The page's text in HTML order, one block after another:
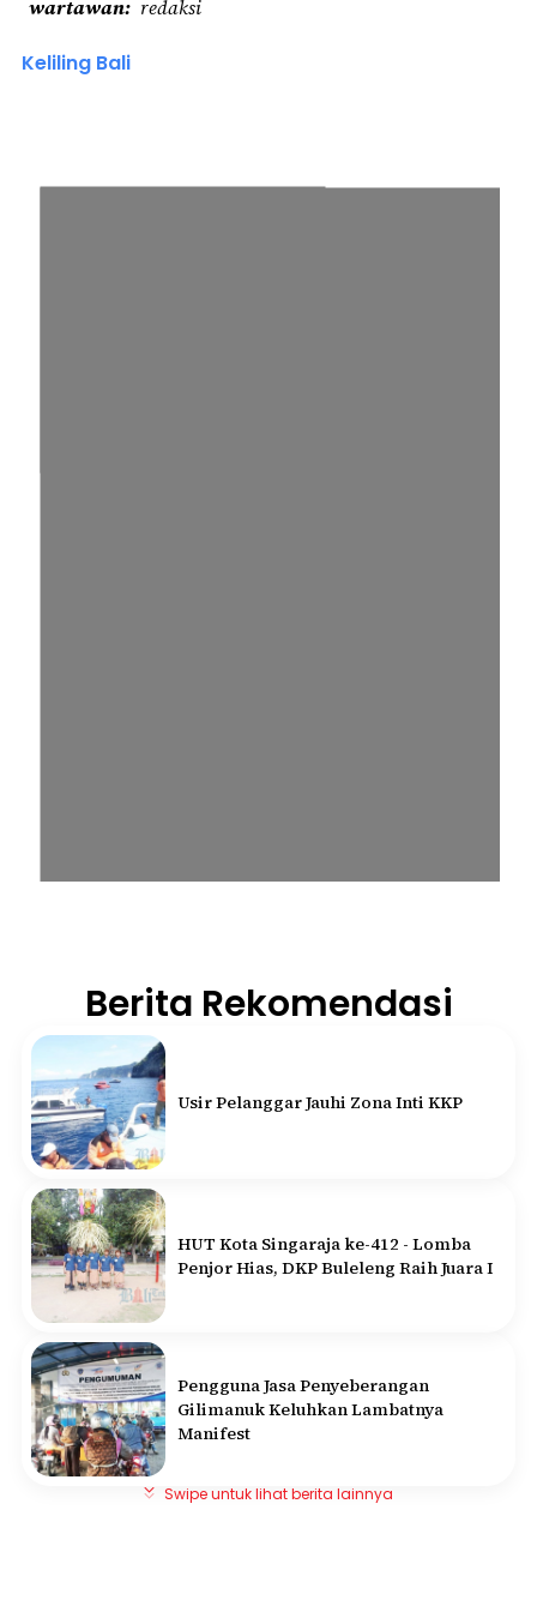
wartawan redaksi
Keliling Bali
Berita Rekomendasi
Usir Pelanggar Jauhi Zona Inti KKP
HUT Kota Singaraja ke-412 - Lomba
Penjor Hias, DKP Buleleng Raih Juara I
Pengguna Jasa Penyeberangan
Gilimanuk Keluhkan Lambatnya
Manifest
Swipe untuk lihat berita lainnya